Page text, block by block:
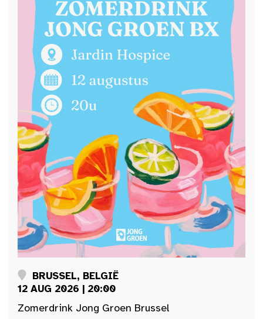
BRUSSEL, BELGIË
12 AUG 2026 | 20:00
Zomerdrink Jong Groen Brussel